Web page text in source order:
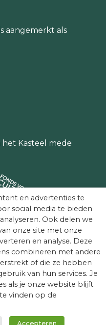
aangemerkt als
het Kasteel mede
rechten
en advertenties te
social media te bieden
Ook delen we
onze site met onze
en analyse. Deze
combineren met andere
of die ze hebben
van hun services. Je
als je onze website blijft
vinden op de
Accepteren